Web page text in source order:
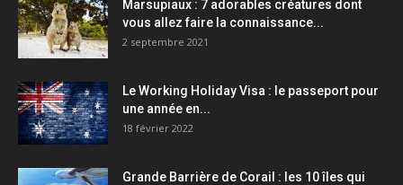
Marsupiaux : 7 adorables créatures dont
vous allez faire la connaissance...
2 septembre 2021
Le Working Holiday Visa : le passeport pour
une année en...
18 février 2022
Grande Barrière de Corail : les 10 îles qui